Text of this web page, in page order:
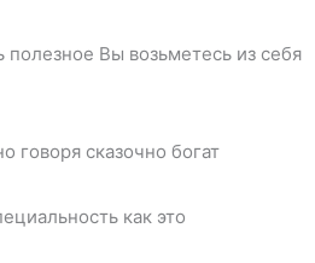
Вы возьметесь из себя
говоря сказочно богат
как это